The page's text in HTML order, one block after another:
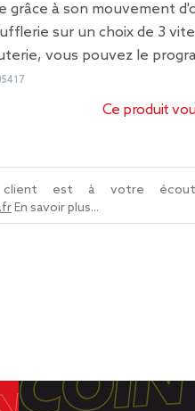
grâce à son mouvement
sur un choix de 3
vous pouvez le
Ce produit
client est à votre
En savoir plus...